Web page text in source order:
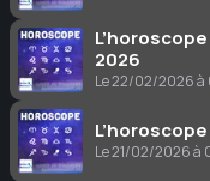
L’horoscope
2026
Le 22/02/2026 à
L’horoscope
Le 21/02/2026 à